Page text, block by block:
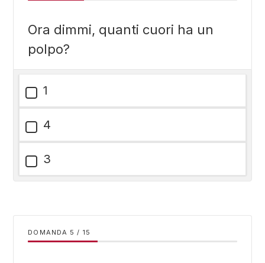
Ora dimmi, quanti cuori ha un
polpo?
1
4
3
DOMANDA / 15